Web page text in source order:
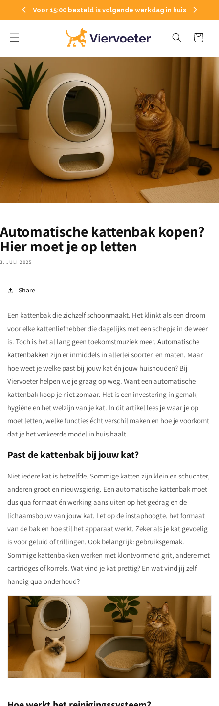
zum
Inhalt
Voor 15:00 besteld is volgende werkdag in huis
Warenkorb
Automatische kattenbak kopen?
Hier moet je op letten
3. JULI 2025
Share
Een kattenbak die zichzelf schoonmaakt. Het klinkt als een droom
voor elke kattenliefhebber die dagelijks met een schepje in de weer
is. Toch is het al lang geen toekomstmuziek meer. Automatische
kattenbakken zijn er inmiddels in allerlei soorten en maten. Maar
hoe weet je welke past bij jouw kat én jouw huishouden? Bij
Viervoeter helpen we je graag op weg. Want een automatische
kattenbak koop je niet zomaar. Het is een investering in gemak,
hygiëne en het welzijn van je kat. In dit artikel lees je waar je op
moet letten, welke functies écht verschil maken en hoe je voorkomt
dat je het verkeerde model in huis haalt.
Past de kattenbak bij jouw kat?
Niet iedere kat is hetzelfde. Sommige katten zijn klein en schuchter,
anderen groot en nieuwsgierig. Een automatische kattenbak moet
dus qua formaat én werking aansluiten op het gedrag en de
lichaamsbouw van jouw kat. Let op de instaphoogte, het formaat
van de bak en hoe stil het apparaat werkt. Zeker als je kat gevoelig
is voor geluid of trillingen. Ook belangrijk: gebruiksgemak.
Sommige kattenbakken werken met klontvormend grit, andere met
cartridges of korrels. Wat vind je kat prettig? En wat vind jij zelf
handig qua onderhoud?